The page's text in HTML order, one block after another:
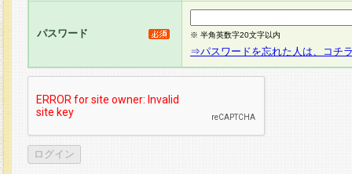
パスワード ※ 半角英数字20文字以内
⇒パスワードを忘れた人は、コチ